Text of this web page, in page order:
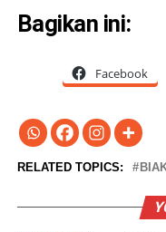
Bagikan ini:
Facebook
RELATED TOPICS: